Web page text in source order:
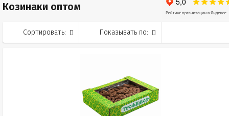
Козинаки оптом
Сортировать: Показывать по: